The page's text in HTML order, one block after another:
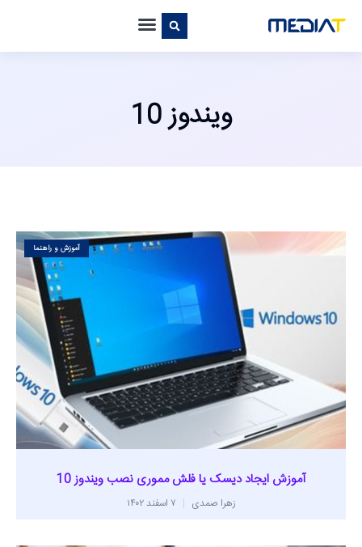
ویندوز 10
آموزش و راهنما
آموزش ایجاد دیسک یا فلش مموری نصب ویندوز 10
زهرا صمدی